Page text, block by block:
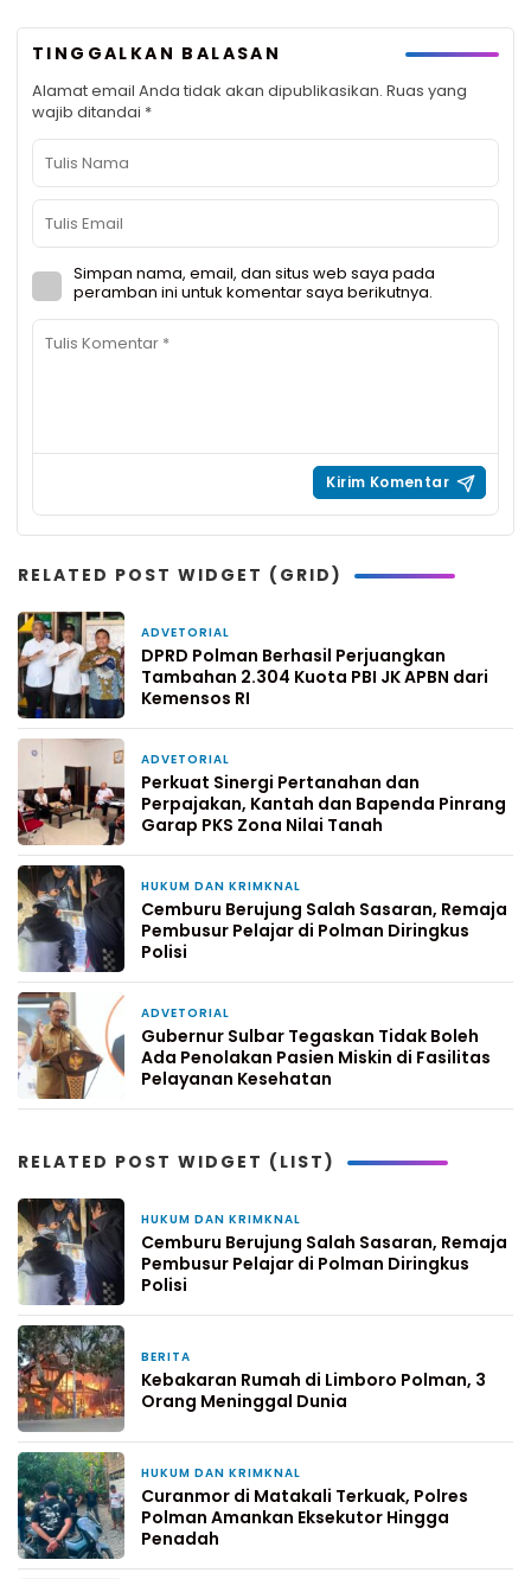
TINGGALKAN BALASAN
Alamat email Anda tidak akan dipublikasikan. Ruas yang
wajib ditandai *
Simpan nama, email, dan situs web saya pada
peramban ini untuk komentar saya berikutnya.
RELATED POST WIDGET (GRID)
ADVETORIAL
DPRD Polman Berhasil Perjuangkan
Tambahan 2.304 Kuota PBI JK APBN dari
Kemensos RI
ADVETORIAL
Perkuat Sinergi Pertanahan dan
Perpajakan, Kantah dan Bapenda Pinrang
Garap PKS Zona Nilai Tanah
HUKUM DAN KRIMKNAL
Cemburu Berujung Salah Sasaran, Remaja
Pembusur Pelajar di Polman Diringkus
Polisi
ADVETORIAL
Gubernur Sulbar Tegaskan Tidak Boleh
Ada Penolakan Pasien Miskin di Fasilitas
Pelayanan Kesehatan
RELATED POST WIDGET (LIST)
HUKUM DAN KRIMKNAL
Cemburu Berujung Salah Sasaran, Remaja
Pembusur Pelajar di Polman Diringkus
Polisi
BERITA
Kebakaran Rumah di Limboro Polman, 3
Orang Meninggal Dunia
HUKUM DAN KRIMKNAL
Curanmor di Matakali Terkuak, Polres
Polman Amankan Eksekutor Hingga
Penadah